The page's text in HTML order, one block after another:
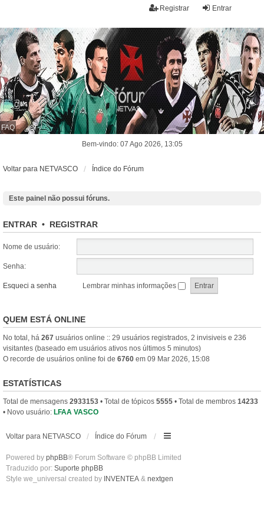
Entrar
Registrar
FAQ
Bem-vindo: 07 Ago 2026, 13:05
Voltar para NETVASCO Índice do Fórum
Este painel não possui fóruns.
ENTRAR • REGISTRAR
Nome de usuário:
Senha:
Esqueci a senha Lembrar minhas informações
QUEM ESTÁ ONLINE
No total, há 267 usuários online :: 29 usuários registrados, 2 invisiveis e 236
visitantes (baseado em usuários ativos nos últimos 5 minutos)
O recorde de usuários online foi de 6760 em 09 Mar 2026, 15:08
ESTATÍSTICAS
Total de mensagens 2933153 • Total de tópicos 5555 • Total de membros 14233
• Novo usuário: LFAA VASCO
Voltar para NETVASCO Índice do Fórum
Powered by phpBB® Forum Software © phpBB Limited
Traduzido por: Suporte phpBB
Style we_universal created by INVENTEA & nextgen